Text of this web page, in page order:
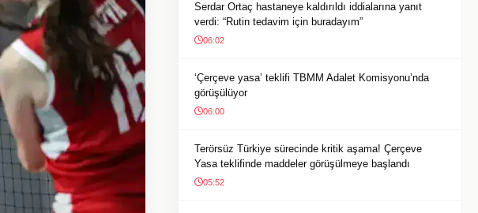
Serdar Ortaç hastaneye kaldırıldı iddialarına yanıt
verdi: “Rutin tedavim için buradayım”
06:02
‘Çerçeve yasa’ teklifi TBMM Adalet Komisyonu’nda
görüşülüyor
06:00
Terörsüz Türkiye sürecinde kritik aşama! Çerçeve
Yasa teklifinde maddeler görüşülmeye başlandı
05:52